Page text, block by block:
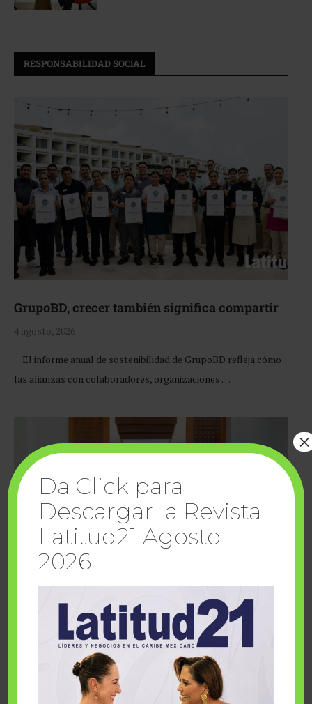
RESPONSABILIDAD SOCIAL
GrupoBD, crecer también significa compartir
4 agosto, 2026
El informe anual de sostenibilidad de GrupoBD refleja cómo
las alianzas con colaboradores, organizaciones …
Cuando la solidaridad inspira; cumplen
sueños Fairmont Mayakoba y Make-A-Wish
Da Click para
Descargar la Revista
Latitud21 Agosto
2026
×